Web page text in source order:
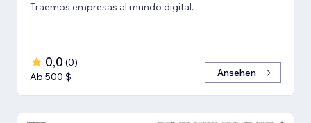
Traemos empresas al mundo digital.
0,0 (0)
Ab 500 $
Ansehen